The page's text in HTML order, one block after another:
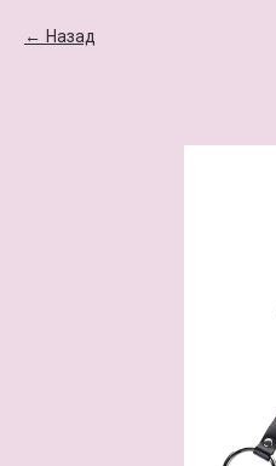
Назад